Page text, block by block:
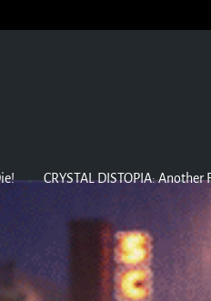
CRYSTAL DISTOPIA: Another